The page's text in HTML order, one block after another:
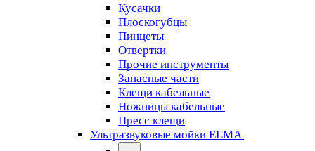
Кусачки
Плоскогубцы
Пинцеты
Отвертки
Прочие инструменты
Запасные части
Клещи кабельные
Ножницы кабельные
Пресс клещи
Ультразвуковые мойки ELMA